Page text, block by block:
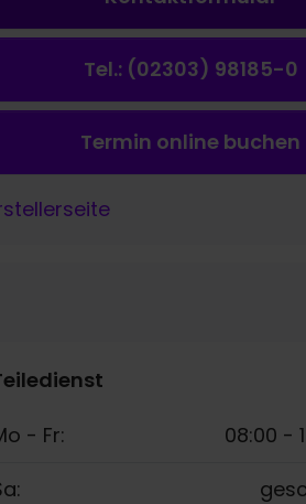
Tel.: (02303) 98185-0
Termin online buchen
- Fr:
08:00 -